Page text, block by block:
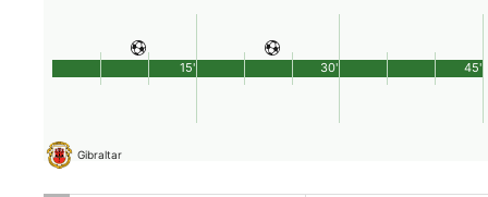
Gibraltar
45'
15' 30'